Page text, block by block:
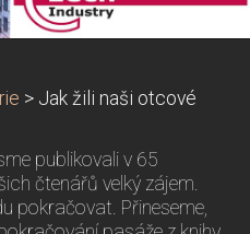
> Jak žili naši otcové
publikovali v 65
čtenářů velký zájem.
pokračovat. Přineseme,